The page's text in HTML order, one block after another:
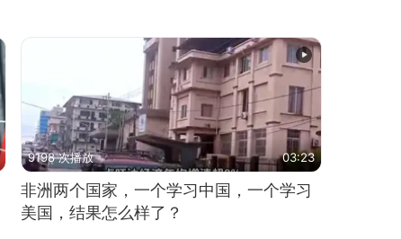
9198 次播放 03:23
非洲两个国家，一个学习中国，一个学习
美国，结果怎么样了？